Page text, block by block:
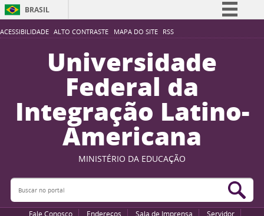
ACESSIBILIDADE ALTO CONTRASTE MAPA DO SITE RSS
BRASIL
Simplifique!
Participe
Acesso à informação
Legislação
Canais
Universidade
Federal da
Integração Latino-
Americana
MINISTÉRIO DA EDUCAÇÃO
Buscar no portal
Fale Conosco Endereços Sala de Imprensa
Servidor